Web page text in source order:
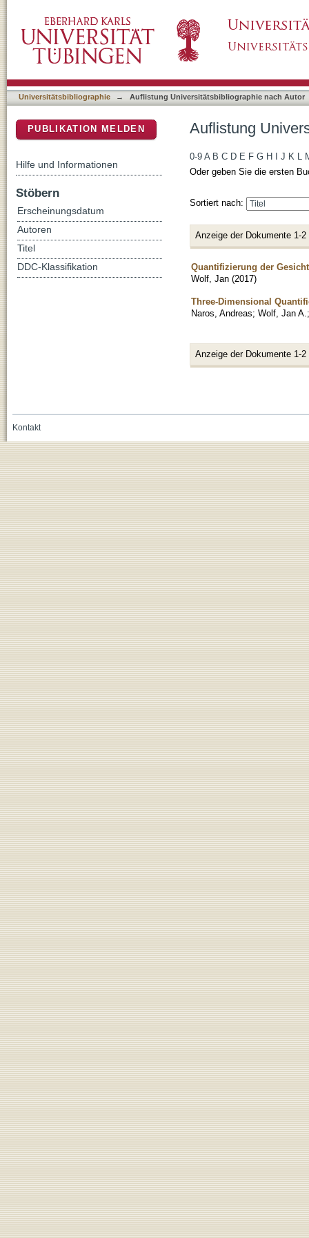
Universitätsbibliographie → Auflistung Universitätsbibliographie nach Autor
Auflistung
0-9 A B C D E F G H J K L
Oder geben Sie die ersten
Sortiert nach:
Anzeige der Dokumente 1-2
Quantifizierung der
Wolf, Jan (2017)
Three-Dimensional
Naros, Andreas; Wolf, Jan A.
Anzeige der Dokumente 1-2
PUBLIKATION MELDEN
Hilfe und Informationen
Stöbern
Erscheinungsdatum
Autoren
Titel
DDC-Klassifikation
Kontakt